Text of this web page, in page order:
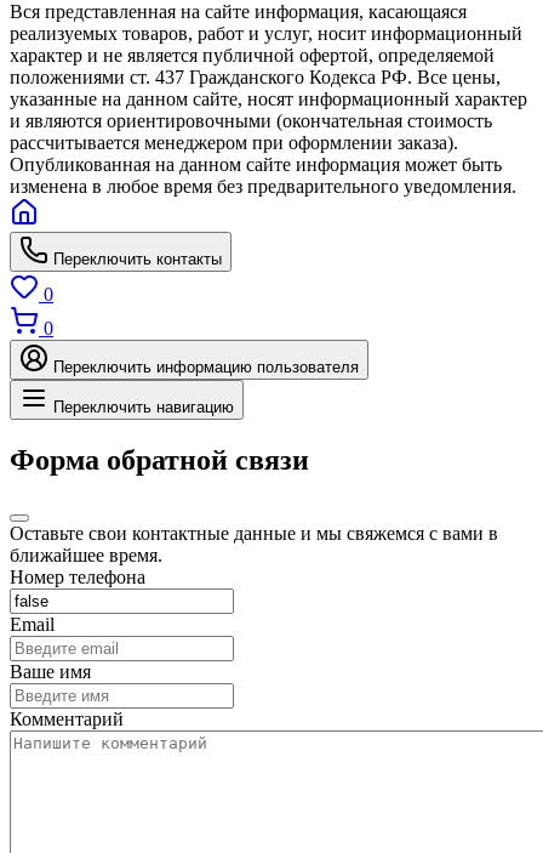
Вся представленная на сайте информация, касающаяся
реализуемых товаров, работ и услуг, носит информационный
характер и не является публичной офертой, определяемой
положениями ст. 437 Гражданского Кодекса РФ. Все цены,
указанные на данном сайте, носят информационный характер
и являются ориентировочными (окончательная стоимость
рассчитывается менеджером при оформлении заказа).
Опубликованная на данном сайте информация может быть
изменена в любое время без предварительного уведомления.
Переключить контакты
0
0
Переключить информацию пользователя
Переключить навигацию
Форма обратной связи
Оставьте свои контактные данные и мы свяжемся с вами в
ближайшее время.
Номер телефона
Email
Ваше имя
Комментарий